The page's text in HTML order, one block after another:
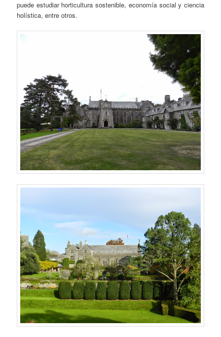
puede estudiar horticultura sostenible, economía social y ciencia
holística, entre otros.